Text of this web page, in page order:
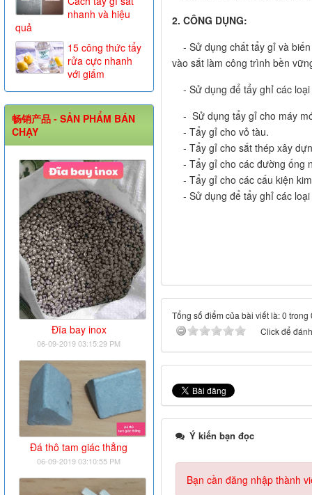
2. CÔNG DỤNG:
- Sử dụng chất tẩy gỉ và
vào sắt làm công trình bền
- Sử dụng để tẩy ghỉ các
- Sử dụng tẩy gỉ cho máy
- Tẩy gỉ cho vỏ tàu.
- Tẩy gỉ cho sắt thép xây
- Tẩy gỉ cho các đường ống
- Tẩy gỉ cho các cấu kiện
- Sử dụng để tẩy ghỉ các
Tổng số điểm của bài viết là: 0 trong
Click để
Ý kiến bạn đọc
Bạn cần đăng nhập thành
nhanh và hiệu
quả
15 công thức tẩy
rửa cực nhanh
với giấm
畅销产品 - SẢN PHẨM BÁN
CHẠY
Đĩa bay inox
06-09-2019 03:15:29 PM
Đá thô tam giác thẳng
06-09-2019 03:10:55 PM